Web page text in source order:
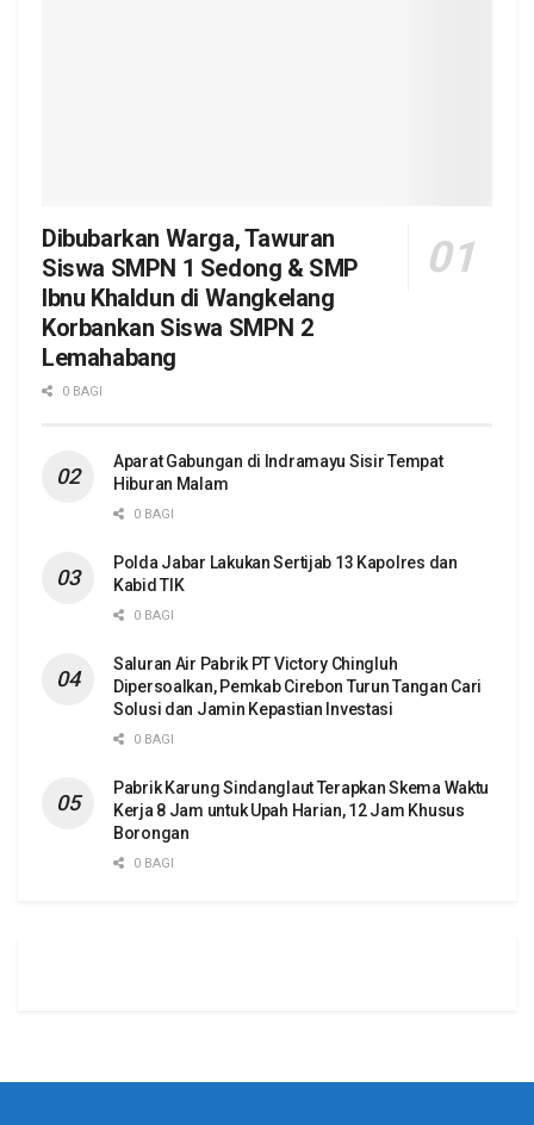
Dibubarkan Warga, Tawuran
Siswa SMPN 1 Sedong & SMP
Ibnu Khaldun di Wangkelang
Korbankan Siswa SMPN 2
Lemahabang
0 BAGI
Aparat Gabungan di Indramayu Sisir Tempat
Hiburan Malam
0 BAGI
Polda Jabar Lakukan Sertijab 13 Kapolres dan
Kabid TIK
0 BAGI
Saluran Air Pabrik PT Victory Chingluh
Dipersoalkan, Pemkab Cirebon Turun Tangan Cari
Solusi dan Jamin Kepastian Investasi
0 BAGI
Pabrik Karung Sindanglaut Terapkan Skema Waktu
Kerja 8 Jam untuk Upah Harian, 12 Jam Khusus
Borongan
0 BAGI